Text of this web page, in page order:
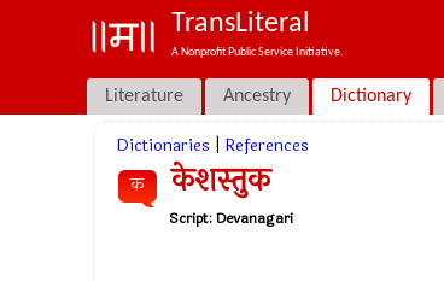
TransLiteral
A Nonprofit Public Service Initiative.
Literature Ancestry Dictionary
Dictionaries References
क केशस्तुक
Script:Devanagari